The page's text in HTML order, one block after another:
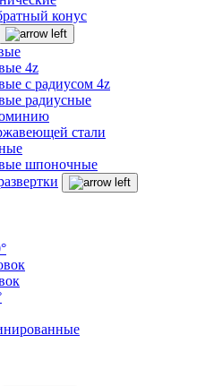
конус
4z
с радиусом 4z
радиусные
стали
шпоночные